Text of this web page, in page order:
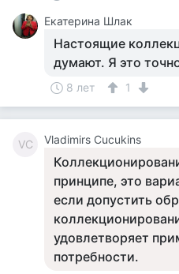
Екатерина Шлак
Настоящие
думают. Я это
8 лет 1
VC Vladimirs Cucukins
принципе, это
если допустить
удовлетворяет
потребности.